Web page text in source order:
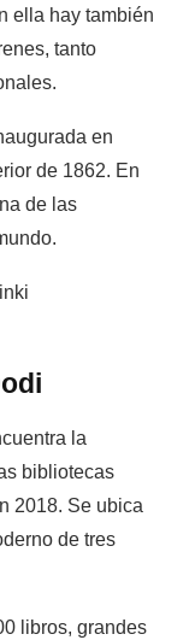
ella hay también
tanto
en
de 1862. En
de las
la
bibliotecas
2018. Se ubica
de tres
libros, grandes